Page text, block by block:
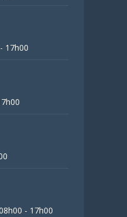
17h00
- 17h00